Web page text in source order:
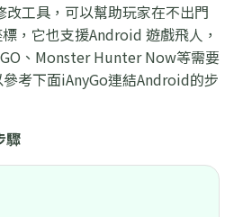
改工具，可以幫助玩家在不出門
，它也支援Android 遊戲飛人，
、Monster Hunter Now等需要
考下面iAnyGo連結Android的步
驟